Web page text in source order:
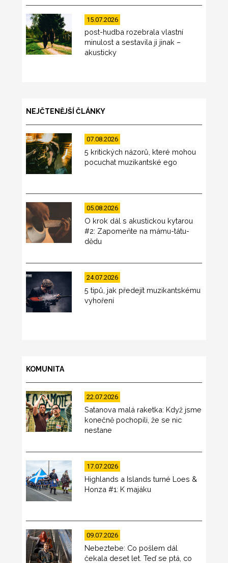
15.07.2026
post-hudba rozebrala vlastní
minulost a sestavila ji jinak –
akusticky
NEJČTENĚJŠÍ ČLÁNKY
07.08.2026
5 kritických názorů, které mohou
pocuchat muzikantské ego
05.08.2026
O krok dál s akustickou kytarou
#2: Zapomeňte na mámu-tátu-
dědu
24.07.2026
5 tipů, jak předejít muzikantskému
vyhoření
KOMUNITA
22.07.2026
Satanova malá raketka: Když jsme
konečně pochopili, že se nic
nestane
17.07.2026
Highlands a Islands turné Loes &
Honza #1: K majáku
09.07.2026
Nebeztebe: Co pošlem dál
čekala deset let. Teď se ptá, co